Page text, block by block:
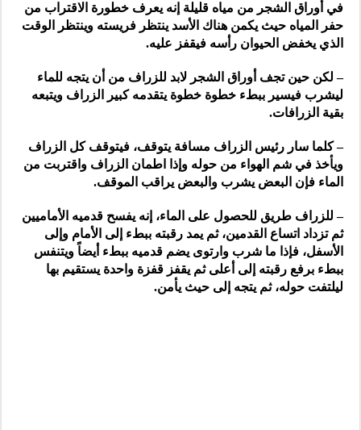
في أوراق الشجر من مياه قليلة إنه يعرف خطورة الاقتراب من
حفر المياه حيث يكمن هناك الأسد ينتظر فريسته وينتظر الوقت
الذي يخفض الحيوان رأسه فيقفز عليه.
– لكن حين تجف أوراق الشجر لابد للزراف من أن يتجه للماء
ليشرب فيسير ببطء خطوة خطوة يتقدمه كبير الزراف ويتبعه
بقية الزرافات.
– كلما سار رئيس الزراف مسافة يتوقف، فيتوقف كل الزراف
ويأخذ في شم الهواء من حوله وإذا اطمان الزراف واقتربت من
الماء فإن البعض يشرب والبعض يراقب الموقف.
– للزراف طريق للحصول على الماء، إنه يفسح قدميه الأماميين
ثم تزداد اتساع القدمين، ثم يمد رقبته ببطء إلى الأمام وإلى
الأسفل، فإذا ما شرب وارتوى يضم قدميه ببطء أيضاً ويتنفس
ببطء برفع رقبته إلى أعلى ثم يقفز قفزة واحدة يستقيم بها
ليلتفت حوله، ثم يتجه إلى حيث يأمن.